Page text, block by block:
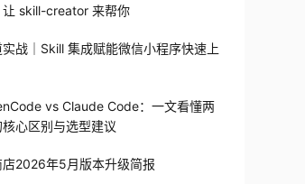
让 skill-creator 来帮你
战｜Skill 集成赋能微信小程序快速上
vs Claude Code：一文看懂两
心区别与选型建议
店2026年5月版本升级简报